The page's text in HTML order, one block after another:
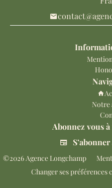
Notre
Abonnez vous
©2026 Agence Longchamp
Changer ses préférences